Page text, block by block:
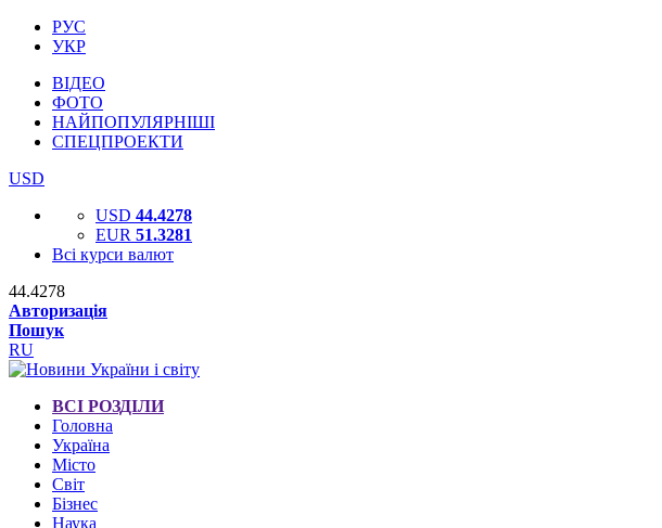
РУС
УКР
ВІДЕО
ФОТО
НАЙПОПУЛЯРНІШІ
СПЕЦПРОЕКТИ
USD
USD 44.4278
EUR 51.3281
Всі курси валют
44.4278
Авторизація
Пошук
RU
ВСІ РОЗДІЛИ
Головна
Україна
Місто
Світ
Бізнес
Наука